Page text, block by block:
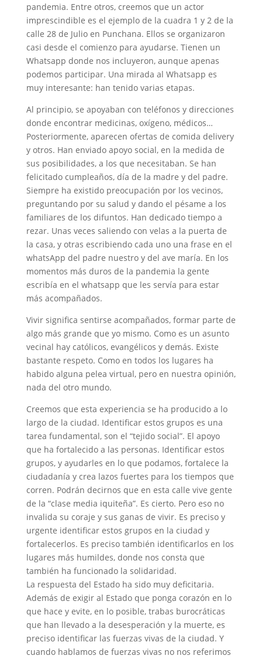
pandemia. Entre otros, creemos que un actor
imprescindible es el ejemplo de la cuadra 1 y 2 de la
calle 28 de Julio en Punchana. Ellos se organizaron
casi desde el comienzo para ayudarse. Tienen un
Whatsapp donde nos incluyeron, aunque apenas
podemos participar. Una mirada al Whatsapp es
muy interesante: han tenido varias etapas.
Al principio, se apoyaban con teléfonos y direcciones
donde encontrar medicinas, oxígeno, médicos…
Posteriormente, aparecen ofertas de comida delivery
y otros. Han enviado apoyo social, en la medida de
sus posibilidades, a los que necesitaban. Se han
felicitado cumpleaños, día de la madre y del padre.
Siempre ha existido preocupación por los vecinos,
preguntando por su salud y dando el pésame a los
familiares de los difuntos. Han dedicado tiempo a
rezar. Unas veces saliendo con velas a la puerta de
la casa, y otras escribiendo cada uno una frase en el
whatsApp del padre nuestro y del ave maría. En los
momentos más duros de la pandemia la gente
escribía en el whatsapp que les servía para estar
más acompañados.
Vivir significa sentirse acompañados, formar parte de
algo más grande que yo mismo. Como es un asunto
vecinal hay católicos, evangélicos y demás. Existe
bastante respeto. Como en todos los lugares ha
habido alguna pelea virtual, pero en nuestra opinión,
nada del otro mundo.
Creemos que esta experiencia se ha producido a lo
largo de la ciudad. Identificar estos grupos es una
tarea fundamental, son el “tejido social”. El apoyo
que ha fortalecido a las personas. Identificar estos
grupos, y ayudarles en lo que podamos, fortalece la
ciudadanía y crea lazos fuertes para los tiempos que
corren. Podrán decirnos que en esta calle vive gente
de la “clase media iquiteña”. Es cierto. Pero eso no
invalida su coraje y sus ganas de vivir. Es preciso y
urgente identificar estos grupos en la ciudad y
fortalecerlos. Es preciso también identificarlos en los
lugares más humildes, donde nos consta que
también ha funcionado la solidaridad.
La respuesta del Estado ha sido muy deficitaria.
Además de exigir al Estado que ponga corazón en lo
que hace y evite, en lo posible, trabas burocráticas
que han llevado a la desesperación y la muerte, es
preciso identificar las fuerzas vivas de la ciudad. Y
cuando hablamos de fuerzas vivas no nos referimos